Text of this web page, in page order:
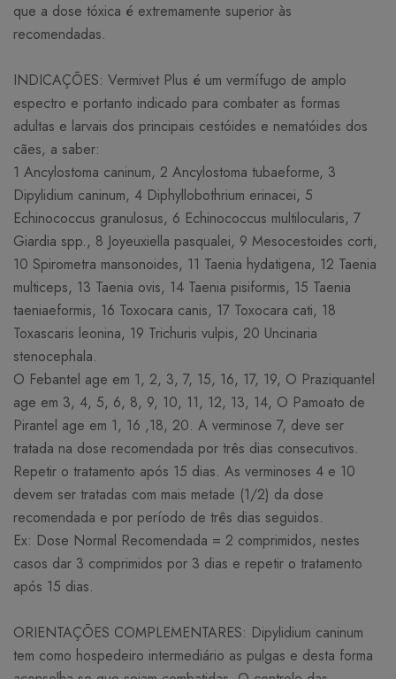
que a dose tóxica é extremamente superior às
recomendadas.
INDICAÇÕES: Vermivet Plus é um vermífugo de amplo
espectro e portanto indicado para combater as formas
adultas e larvais dos principais cestóides e nematóides dos
cães, a saber:
1 Ancylostoma caninum, 2 Ancylostoma tubaeforme, 3
Dipylidium caninum, 4 Diphyllobothrium erinacei, 5
Echinococcus granulosus, 6 Echinococcus multilocularis, 7
Giardia spp., 8 Joyeuxiella pasqualei, 9 Mesocestoides corti,
10 Spirometra mansonoides, 11 Taenia hydatigena, 12 Taenia
multiceps, 13 Taenia ovis, 14 Taenia pisiformis, 15 Taenia
taeniaeformis, 16 Toxocara canis, 17 Toxocara cati, 18
Toxascaris leonina, 19 Trichuris vulpis, 20 Uncinaria
stenocephala.
O Febantel age em 1, 2, 3, 7, 15, 16, 17, 19, O Praziquantel
age em 3, 4, 5, 6, 8, 9, 10, 11, 12, 13, 14, O Pamoato de
Pirantel age em 1, 16 ,18, 20. A verminose 7, deve ser
tratada na dose recomendada por três dias consecutivos.
Repetir o tratamento após 15 dias. As verminoses 4 e 10
devem ser tratadas com mais metade (1/2) da dose
recomendada e por período de três dias seguidos.
Ex: Dose Normal Recomendada = 2 comprimidos, nestes
casos dar 3 comprimidos por 3 dias e repetir o tratamento
após 15 dias.
ORIENTAÇÕES COMPLEMENTARES: Dipylidium caninum
tem como hospedeiro intermediário as pulgas e desta forma